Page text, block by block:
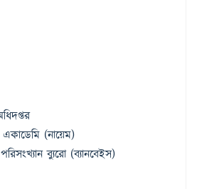
একাডেমি (নায়েম)
ব্যুরো (ব্যানবেইস)